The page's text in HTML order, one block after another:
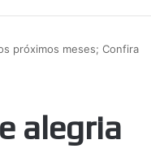
próximos meses; Confira
alegria